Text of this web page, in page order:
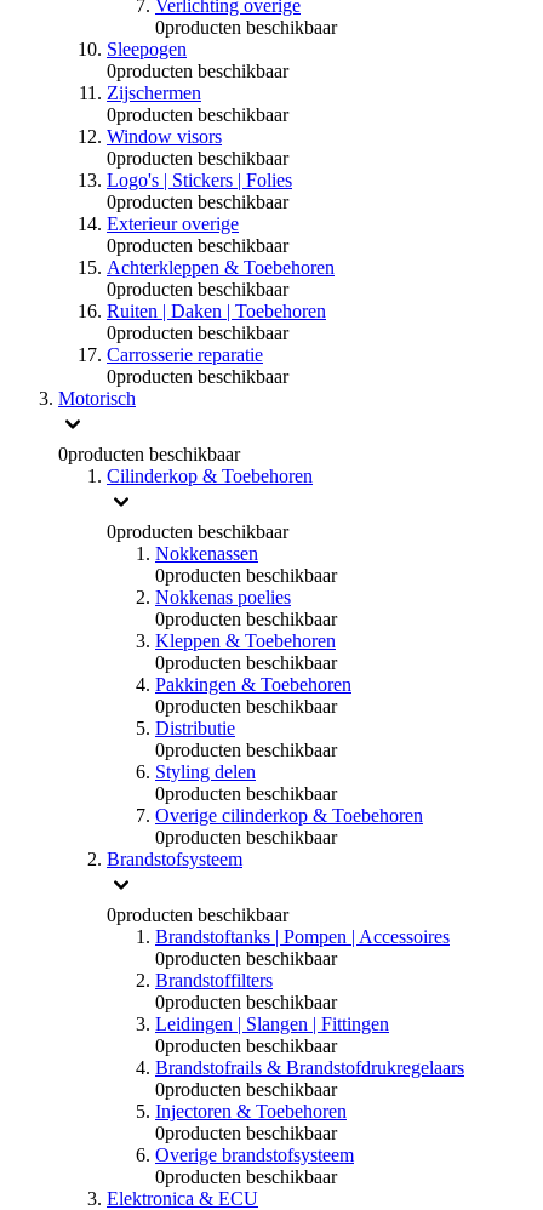
Verlichting overige
0producten beschikbaar
Sleepogen
0producten beschikbaar
Zijschermen
0producten beschikbaar
Window visors
0producten beschikbaar
Logo's | Stickers | Folies
0producten beschikbaar
Exterieur overige
0producten beschikbaar
Achterkleppen & Toebehoren
0producten beschikbaar
Ruiten | Daken | Toebehoren
0producten beschikbaar
Carrosserie reparatie
0producten beschikbaar
Motorisch
0producten beschikbaar
Cilinderkop & Toebehoren
0producten beschikbaar
Nokkenassen
0producten beschikbaar
Nokkenas poelies
0producten beschikbaar
Kleppen & Toebehoren
0producten beschikbaar
Pakkingen & Toebehoren
0producten beschikbaar
Distributie
0producten beschikbaar
Styling delen
0producten beschikbaar
Overige cilinderkop & Toebehoren
0producten beschikbaar
Brandstofsysteem
0producten beschikbaar
Brandstoftanks | Pompen | Accessoires
0producten beschikbaar
Brandstoffilters
0producten beschikbaar
Leidingen | Slangen | Fittingen
0producten beschikbaar
Brandstofrails & Brandstofdrukregelaars
0producten beschikbaar
Injectoren & Toebehoren
0producten beschikbaar
Overige brandstofsysteem
0producten beschikbaar
Elektronica & ECU